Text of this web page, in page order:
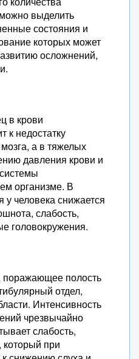
выделить
состояния и
которых может
осложнений,
в крови
к недостатку
а в тяжелых
давления крови и
организме. В
у человека снижается
слабость,
головокружения.
поражающее полость
отдел,
Интенсивность
чрезвычайно
слабость,
при